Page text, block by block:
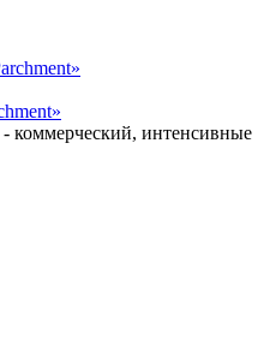
- коммерческий, интенсивные